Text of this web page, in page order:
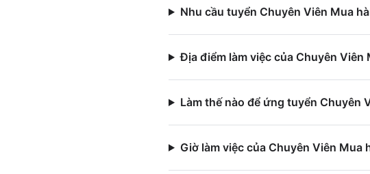
Nhu cầu tuyển Chuyên Viên Mua
Địa điểm làm việc của Chuyên Viên
Làm thế nào để ứng tuyển Chuyên
Giờ làm việc của Chuyên Viên Mua